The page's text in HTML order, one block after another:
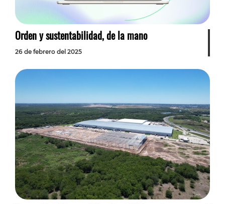
Orden y sustentabilidad, de la mano
26 de febrero del 2025